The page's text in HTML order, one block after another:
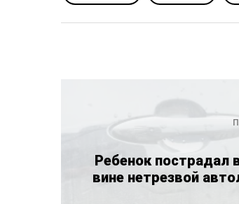
Ребенок пострадал
вине нетрезвой